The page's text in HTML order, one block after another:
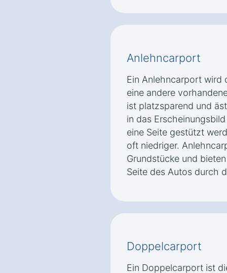
Anlehncarport
Ein Anlehncarport wird
eine andere
ist platzsparend und
in das
eine Seite gestützt
oft niedriger.
Grundstücke und
Seite des Autos durch
Doppelcarport
Ein Doppelcarport ist